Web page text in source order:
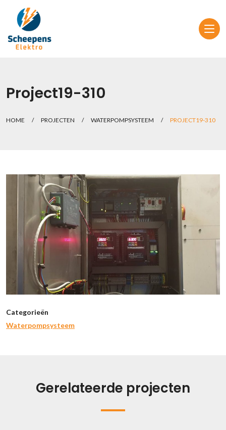
Project19-310
HOME / PROJECTEN / WATERPOMPSYSTEEM / PROJECT19-310
Categorieën
Waterpompsysteem
Gerelateerde projecten